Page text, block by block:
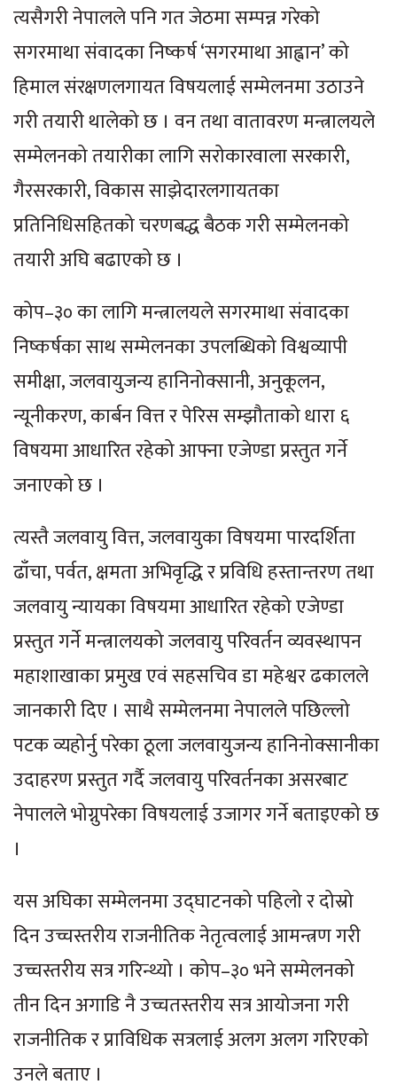
त्यसैगरी नेपालले पनि गत जेठमा सम्पन्न गरेको
सगरमाथा संवादका निष्कर्ष ‘सगरमाथा आह्वान’ को
हिमाल संरक्षणलगायत विषयलाई सम्मेलनमा उठाउने
गरी तयारी थालेको छ । वन तथा वातावरण मन्त्रालयले
सम्मेलनको तयारीका लागि सरोकारवाला सरकारी,
गैरसरकारी, विकास साझेदारलगायतका
प्रतिनिधिसहितको चरणबद्ध बैठक गरी सम्मेलनको
तयारी अघि बढाएको छ ।
कोप–३० का लागि मन्त्रालयले सगरमाथा संवादका
निष्कर्षका साथ सम्मेलनका उपलब्धिको विश्वव्यापी
समीक्षा, जलवायुजन्य हानिनोक्सानी, अनुकूलन,
न्यूनीकरण, कार्बन वित्त र पेरिस सम्झौताको धारा ६
विषयमा आधारित रहेको आफ्ना एजेण्डा प्रस्तुत गर्ने
जनाएको छ ।
त्यस्तै जलवायु वित्त, जलवायुका विषयमा पारदर्शिता
ढाँचा, पर्वत, क्षमता अभिवृद्धि र प्रविधि हस्तान्तरण तथा
जलवायु न्यायका विषयमा आधारित रहेको एजेण्डा
प्रस्तुत गर्ने मन्त्रालयको जलवायु परिवर्तन व्यवस्थापन
महाशाखाका प्रमुख एवं सहसचिव डा महेश्वर ढकालले
जानकारी दिए । साथै सम्मेलनमा नेपालले पछिल्लो
पटक व्यहोर्नु परेका ठूला जलवायुजन्य हानिनोक्सानीका
उदाहरण प्रस्तुत गर्दै जलवायु परिवर्तनका असरबाट
नेपालले भोग्नुपरेका विषयलाई उजागर गर्ने बताइएको छ
।
यस अघिका सम्मेलनमा उद्घाटनको पहिलो र दोस्रो
दिन उच्चस्तरीय राजनीतिक नेतृत्वलाई आमन्त्रण गरी
उच्चस्तरीय सत्र गरिन्थ्यो । कोप–३० भने सम्मेलनको
तीन दिन अगाडि नै उच्चतस्तरीय सत्र आयोजना गरी
राजनीतिक र प्राविधिक सत्रलाई अलग अलग गरिएको
उनले बताए ।